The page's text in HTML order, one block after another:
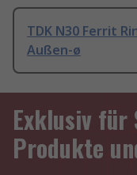
TDK N30 Ferrit
Außen-ø
Exklusiv für
Produkte